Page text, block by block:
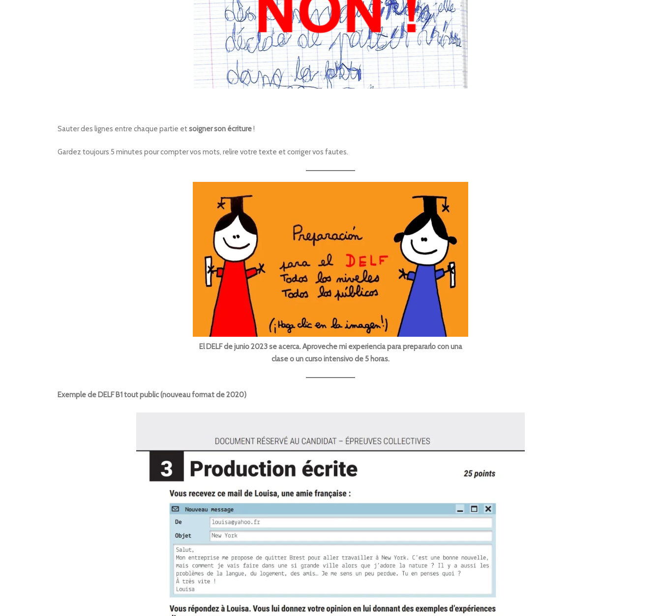
Sauter des lignes entre chaque partie etsoigner son écriture!
Gardez toujours 5 minutes pour compter vos mots, relire votre texte et corriger vos fautes.
El DELF de junio 2023 se acerca. Aproveche mi experiencia para prepararlo con una
clase o un curso intensivo de 5 horas.
Exemple de DELF B1 tout public (nouveau format de 2020)